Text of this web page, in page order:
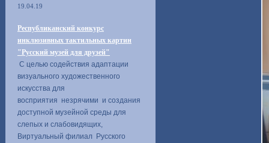
19.04.19
Республиканский конкурс
инклюзивных тактильных картин
"Русский музей для друзей"
С целью содействия адаптации
визуального художественного
искусства для
восприятия незрячими и создания
доступной музейной среды для
слепых и слабовидящих,
Виртуальный филиал Русского